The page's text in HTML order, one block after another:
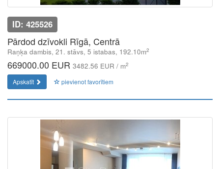
ID: 425526
Pārdod dzīvokli Rīgā, Centrā
Raņķa dambis, 21. stāvs, 5 istabas, 192.10m2
669000.00 EUR 3482.56 EUR / m2
Apskatīt pievienot favorītiem